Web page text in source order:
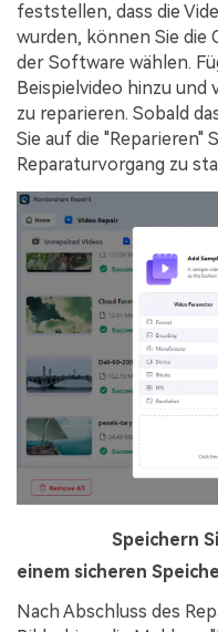
feststellen, dass die
wurden, können Sie die
der Software wählen.
Beispielvideo hinzu und
zu reparieren. Sobald
Sie auf die "Reparieren"
Reparaturvorgang zu
Speichern
einem sicheren
Nach Abschluss des